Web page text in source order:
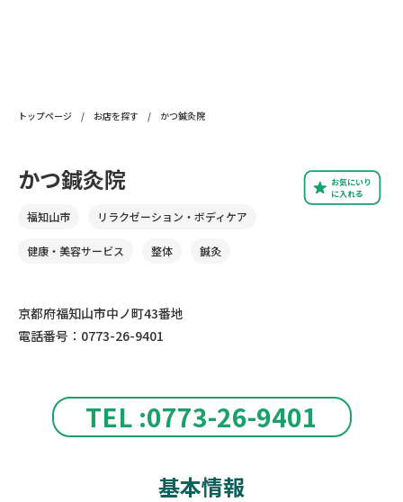
トップページ / お店を探す / かつ鍼灸院
TEL :0773-26-9401
お気にいり
に入れる
かつ鍼灸院
福知山市 リラクゼーション・ボディケア
健康・美容サービス 整体 鍼灸
京都府福知山市中ノ町43番地
電話番号：0773-26-9401
基本情報